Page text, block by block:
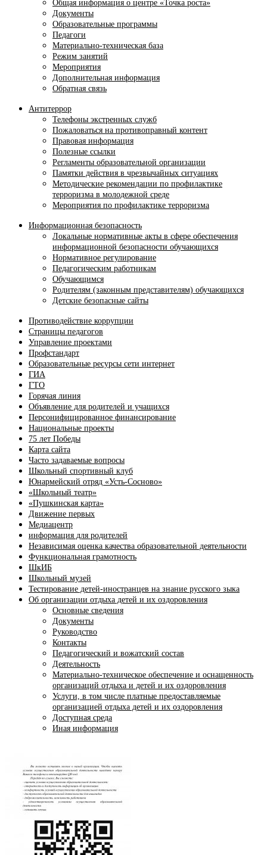
Общая информация о центре «Точка роста»
Документы
Образовательные программы
Педагоги
Материально-техническая база
Режим занятий
Мероприятия
Дополнительная информация
Обратная связь
Антитеррор
Телефоны экстренных служб
Пожаловаться на противоправный контент
Правовая информация
Полезные ссылки
Регламенты образовательной организации
Памятки действия в чрезвычайных ситуациях
Методические рекомендации по профилактике
терроризма в молодежной среде
Мероприятия по профилактике терроризма
Информационная безопасность
Локальные нормативные акты в сфере обеспечения
информационной безопасности обучающихся
Нормативное регулирование
Педагогическим работникам
Обучающимся
Родителям (законным представителям) обучающихся
Детские безопасные сайты
Противодействие коррупции
Страницы педагогов
Управление проектами
Профстандарт
Образовательные ресурсы сети интернет
ГИА
ГТО
Горячая линия
Объявление для родителей и учащихся
Персонифицированное финансирование
Национальные проекты
75 лет Победы
Карта сайта
Часто задаваемые вопросы
Школьный спортивный клуб
Юнармейский отряд «Усть-Сосново»
«Школьный театр»
«Пушкинская карта»
Движение первых
Медиацентр
информация для родителей
Независимая оценка качества образовательной деятельности
Функциональная грамотность
ШкИБ
Школьный музей
Тестирование детей-иностранцев на знание русского зыка
Об организации отдыха детей и их оздоровления
Основные сведения
Документы
Руководство
Контакты
Педагогический и вожатский состав
Деятельность
Материально-техническое обеспечение и оснащенность
организаций отдыха и детей и их оздоровления
Услуги, в том числе платные предоставляемые
организацией отдыха детей и их оздоровления
Доступная среда
Иная информация